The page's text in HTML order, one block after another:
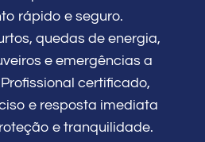
rápido e seguro.
quedas de energia,
e emergências a
certificado,
e resposta imediata
e tranquilidade.